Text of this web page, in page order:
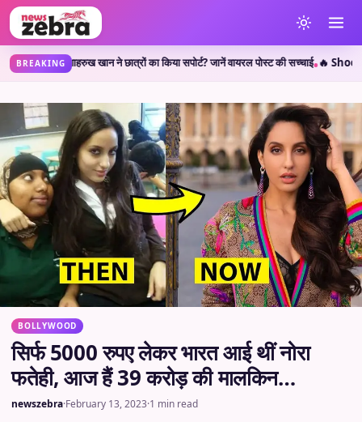
BREAKING
क्या शाहरुख खान ने छात्रों का किया सपोर्ट? जानें वायरल पोस्ट की सच्चाई•🔥 Shocking
BOLLYWOOD
सिर्फ 5000 रुपए लेकर भारत आई थीं नोरा
फतेही, आज हैं 39 करोड़ की मालकिन…
newszebra·February 13, 2023·1 min read